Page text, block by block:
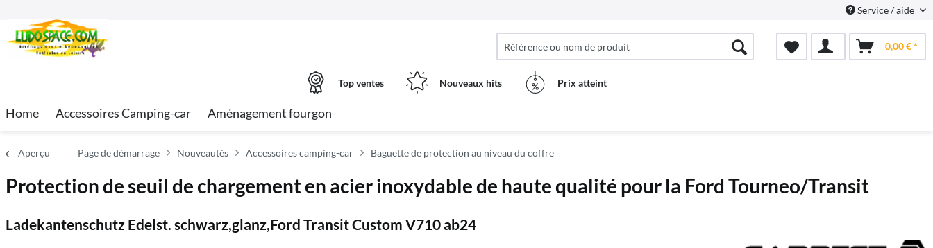
Service / aide
0,00 € *
Top ventes Nouveaux hits Prix ​​atteint
Home Accessoires Camping-car Aménagement fourgon
Aperçu Page de démarrage Nouveautés Accessoires camping-car Baguette de protection au niveau du coffre
Protection de seuil de chargement en acier inoxydable de haute qualité pour la Ford Tourneo/Transit
Ladekantenschutz Edelst. schwarz,glanz,Ford Transit Custom V710 ab24